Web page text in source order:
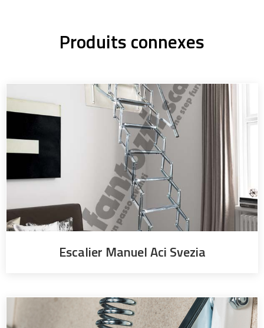
Produits connexes
Escalier Manuel Aci Svezia